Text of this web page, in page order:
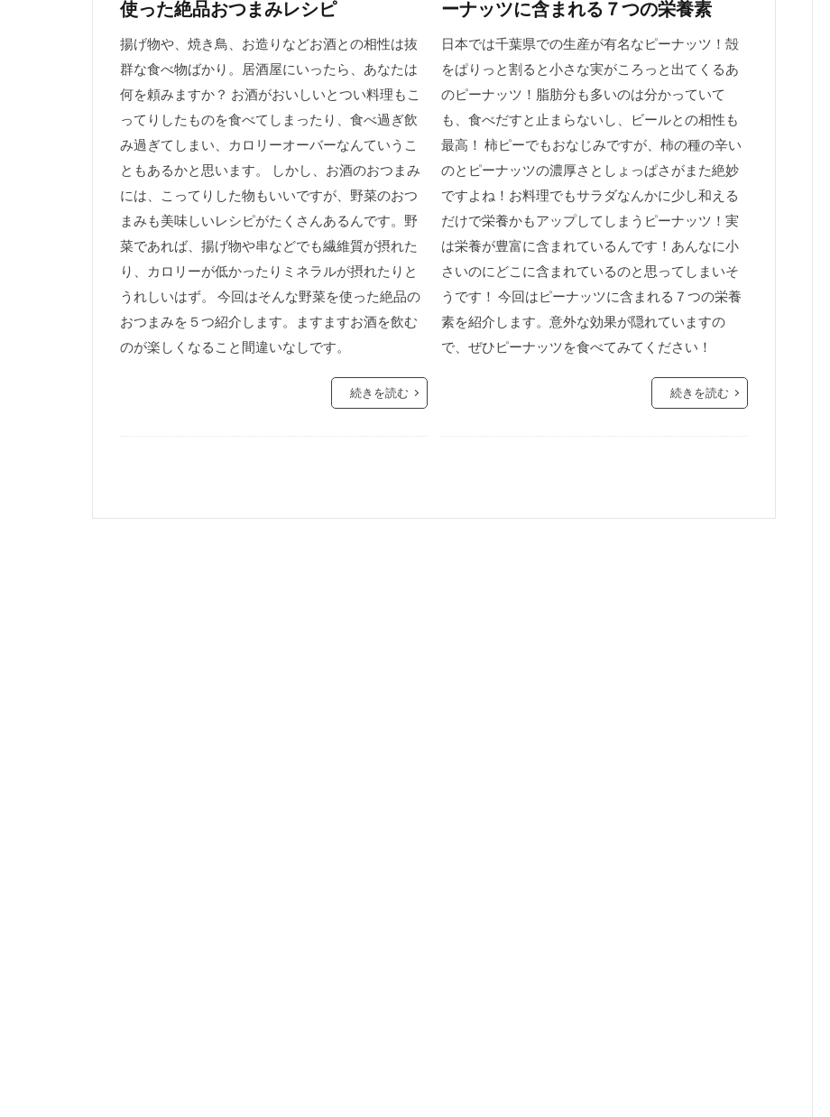
使った絶品おつまみレシピ
揚げ物や、焼き鳥、お造りなどお酒との相性は抜
群な食べ物ばかり。居酒屋にいったら、あなたは
何を頼みますか？ お酒がおいしいとつい料理もこ
ってりしたものを食べてしまったり、食べ過ぎ飲
み過ぎてしまい、カロリーオーバーなんていうこ
ともあるかと思います。 しかし、お酒のおつまみ
には、こってりした物もいいですが、野菜のおつ
まみも美味しいレシピがたくさんあるんです。野
菜であれば、揚げ物や串などでも繊維質が摂れた
り、カロリーが低かったりミネラルが摂れたりと
うれしいはず。 今回はそんな野菜を使った絶品の
おつまみを５つ紹介します。ますますお酒を飲む
のが楽しくなること間違いなしです。
続きを読む
ーナッツに含まれる７つの栄養素
日本では千葉県での生産が有名なピーナッツ！殻
をぱりっと割ると小さな実がころっと出てくるあ
のピーナッツ！脂肪分も多いのは分かっていて
も、食べだすと止まらないし、ビールとの相性も
最高！ 柿ピーでもおなじみですが、柿の種の辛い
のとピーナッツの濃厚さとしょっぱさがまた絶妙
ですよね！お料理でもサラダなんかに少し和える
だけで栄養かもアップしてしまうピーナッツ！実
は栄養が豊富に含まれているんです！あんなに小
さいのにどこに含まれているのと思ってしまいそ
うです！ 今回はピーナッツに含まれる７つの栄養
素を紹介します。意外な効果が隠れていますの
で、ぜひピーナッツを食べてみてください！
続きを読む